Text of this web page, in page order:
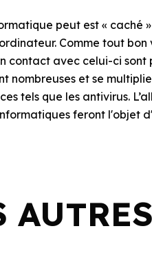
peut est « caché
Comme tout
contact avec celui-ci
nombreuses et se
tels que les antivirus.
feront l'objet